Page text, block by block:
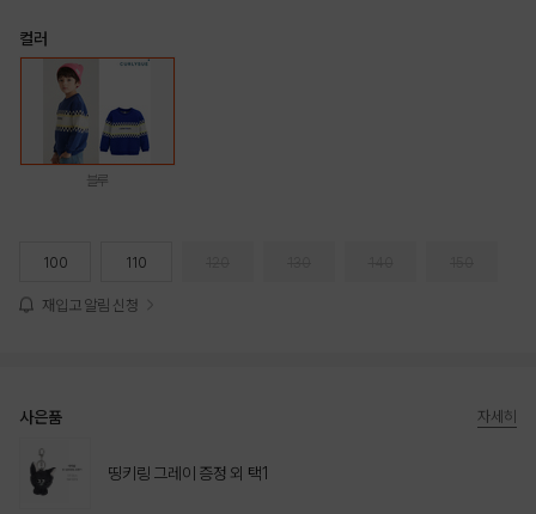
컬러
블루
100 110
재입고 알림 신청
사은품
띵키링 그레이 증정 외 택1
자세히